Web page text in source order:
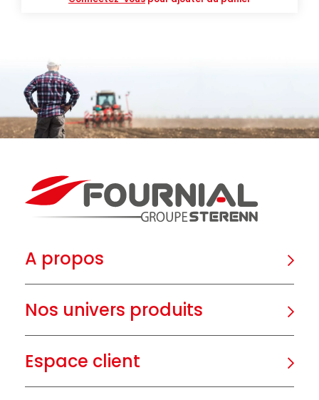
A propos
Nos univers produits
Espace client